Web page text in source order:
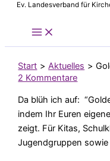
Ev. Landesverband für
Start Aktuelles
2 Kommentare
Da blüh ich auf:
indem Ihr Euren
zeigt. Für Kitas,
Jugendgruppen sowie